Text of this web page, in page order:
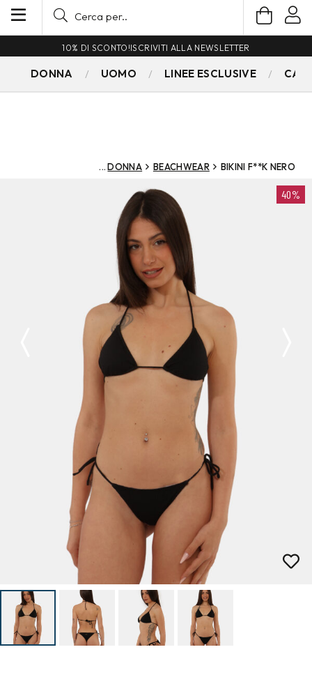
10% DI SCONTO!ISCRIVITI ALLA NEWSLETTER
DONNA UOMO LINEE ESCLUSIVE
DONNA BEACHWEAR BIKINI F**K NERO
40%